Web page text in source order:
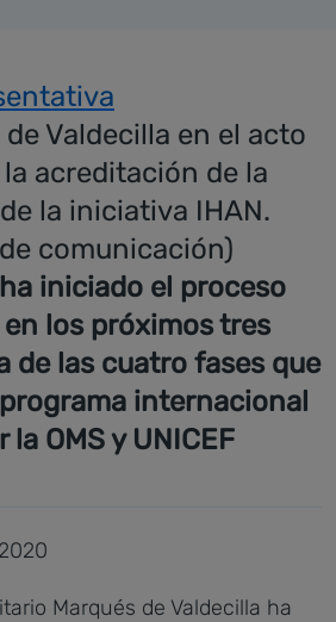
Valdecilla en el acto
acreditación de la
la iniciativa IHAN.
comunicación)
iniciado el proceso
los próximos tres
de las cuatro fases que
internacional
OMS y UNICEF
Marqués de Valdecilla ha